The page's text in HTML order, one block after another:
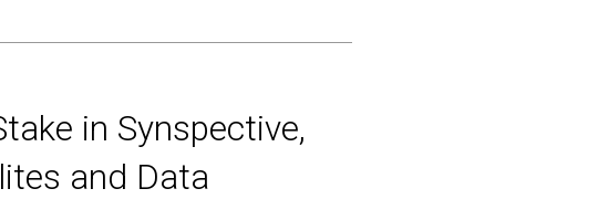
in Synspective,
and Data